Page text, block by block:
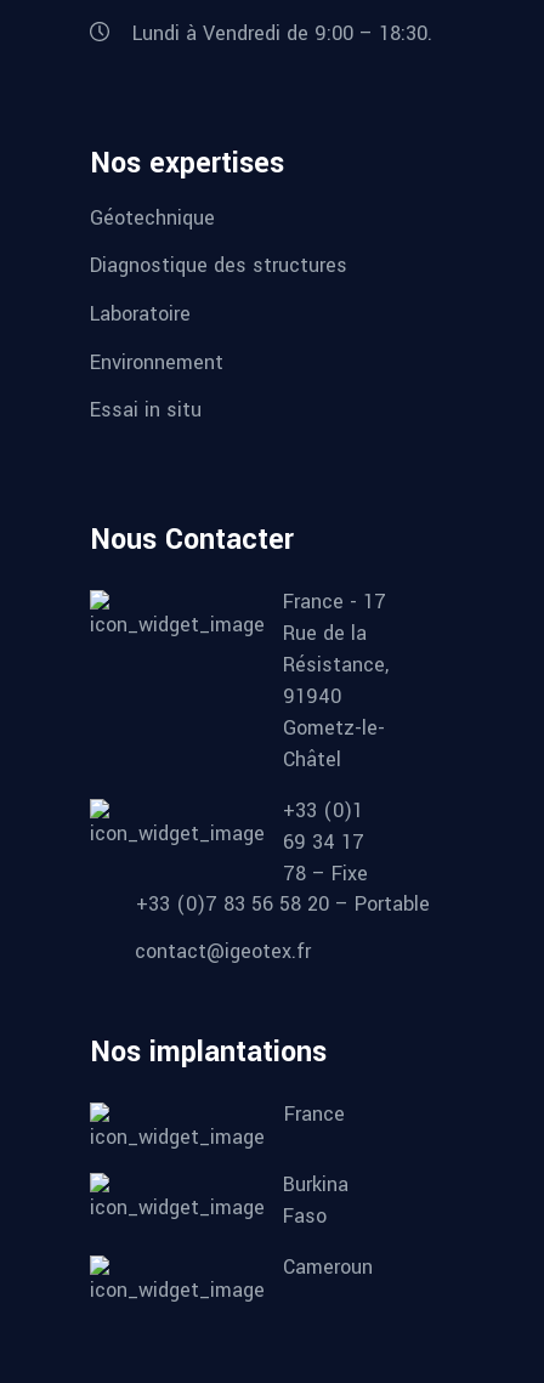
Lundi à Vendredi de 9:00 – 18:30.
Nos expertises
Géotechnique
Diagnostique des structures
Laboratoire
Environnement
Essai in situ
Nous Contacter
France - 17
Rue de la
Résistance,
91940
Gometz-le-
Châtel
+33 (0)1
69 34 17
78 – Fixe
+33 (0)7 83 56 58 20 – Portable
contact@igeotex.fr
Nos implantations
France
Burkina
Faso
Cameroun